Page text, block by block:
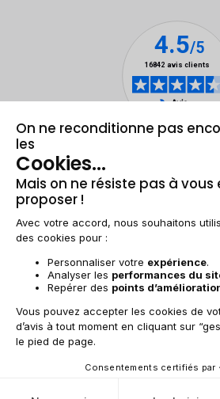
Mentions légales & CGU
Conditions générales de vente
AccessibilitéPlan du
BE-FR | €